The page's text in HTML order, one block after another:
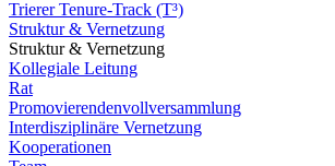
Trierer Tenure-Track (T³)
Struktur & Vernetzung
Struktur & Vernetzung
Kollegiale Leitung
Rat
Promovierendenvollversammlung
Interdisziplinäre Vernetzung
Kooperationen